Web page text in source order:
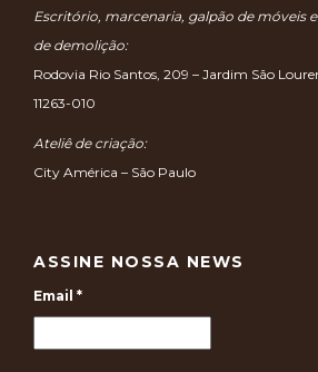
Escritório, marcenaria, galpão de móveis
de demolição:
Rodovia Rio Santos, 209 – Jardim São
11263-010
Ateliê de criação:
City América – São Paulo
ASSINE NOSSA NEWS
Email *